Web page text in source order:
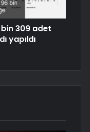
bin 309 adet
yapıldı